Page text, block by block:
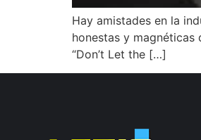
Hay amistades en la
honestas y
“Don’t Let the […]